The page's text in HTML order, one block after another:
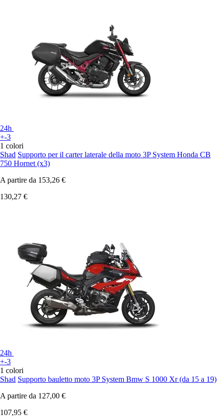
24h
+-3
1 colori
Shad Supporto per il carter laterale della moto 3P System Honda CB
750 Hornet (x3)
A partire da 153,26 €
130,27 €
24h
+-3
1 colori
Shad Supporto bauletto moto 3P System Bmw S 1000 Xr (da 15 a 19)
A partire da 127,00 €
107,95 €